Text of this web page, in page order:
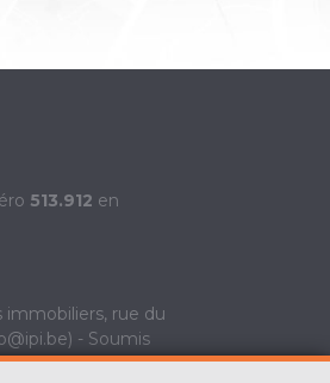
513.912 en
rue du
- Soumis